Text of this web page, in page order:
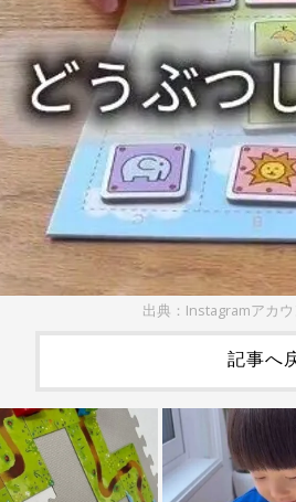
出典：Instagramアカウ
記事へ